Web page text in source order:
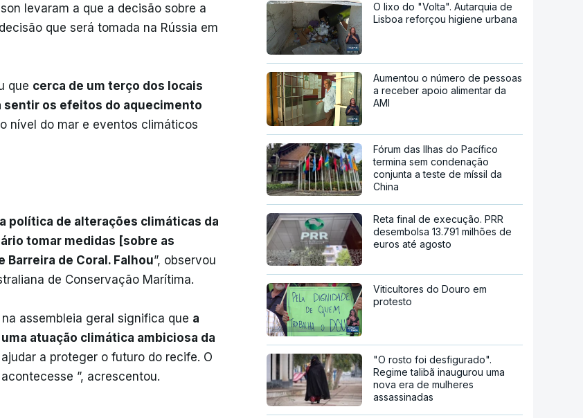
levaram a que a decisão sobre a
que será tomada na Rússia em
que cerca de um terço dos locais
sentir os efeitos do aquecimento
nível do mar e eventos climáticos
política de alterações climáticas da
tomar medidas [sobre as
Barreira de Coral. Falhou”, observou
de Conservação Marítima.
assembleia geral significa que a
atuação climática ambiciosa da
a proteger o futuro do recife. O
”, acrescentou.
O lixo do "Volta". Autarquia de
Lisboa reforçou higiene urbana
Aumentou o número de pessoas
a receber apoio alimentar da
AMI
Fórum das Ilhas do Pacífico
termina sem condenação
conjunta a teste de míssil da
China
Reta final de execução. PRR
desembolsa 13.791 milhões de
euros até agosto
Viticultores do Douro em
protesto
"O rosto foi desfigurado".
Regime talibã inaugurou uma
nova era de mulheres
assassinadas